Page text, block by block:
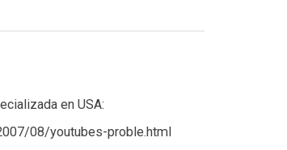
en USA:
08/youtubes-proble.html